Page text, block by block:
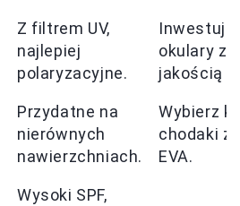
Z filtrem UV,
najlepiej
polaryzacyjne.
Inwestuj
okulary z
jakością
Przydatne na
nierównych
nawierzchniach.
Wybierz
chodaki z
EVA.
Wysoki SPF,